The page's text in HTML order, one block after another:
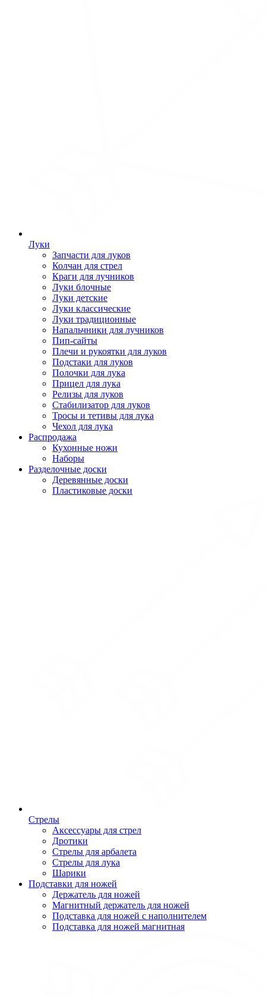
Луки
Запчасти для луков
Колчан для стрел
Краги для лучников
Луки блочные
Луки детские
Луки классические
Луки традиционные
Напальчники для лучников
Пип-сайты
Плечи и рукоятки для луков
Подстаки для луков
Полочки для лука
Прицел для лука
Релизы для луков
Стабилизатор для луков
Тросы и тетивы для лука
Чехол для лука
Распродажа
Кухонные ножи
Наборы
Разделочные доски
Деревянные доски
Пластиковые доски
Стрелы
Аксессуары для стрел
Дротики
Стрелы для арбалета
Стрелы для лука
Шарики
Подставки для ножей
Держатель для ножей
Магнитный держатель для ножей
Подставка для ножей с наполнителем
Подставка для ножей магнитная